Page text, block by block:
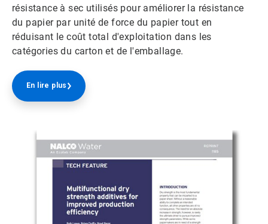
résistance à sec utilisés pour améliorer la résistance
du papier par unité de force du papier tout en
réduisant le coût total d'exploitation dans les
catégories du carton et de l'emballage.
En lire plus